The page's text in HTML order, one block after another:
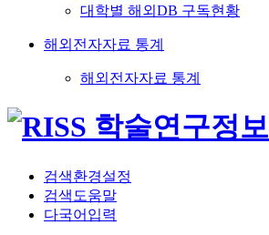
대학별 해외DB 구독현황
해외전자자료 통계
해외전자자료 통계
검색환경설정
검색도움말
다국어입력